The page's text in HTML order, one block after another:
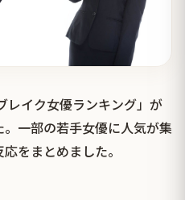
レイク女優ランキング」が
一部の若手女優に人気が集
をまとめました。